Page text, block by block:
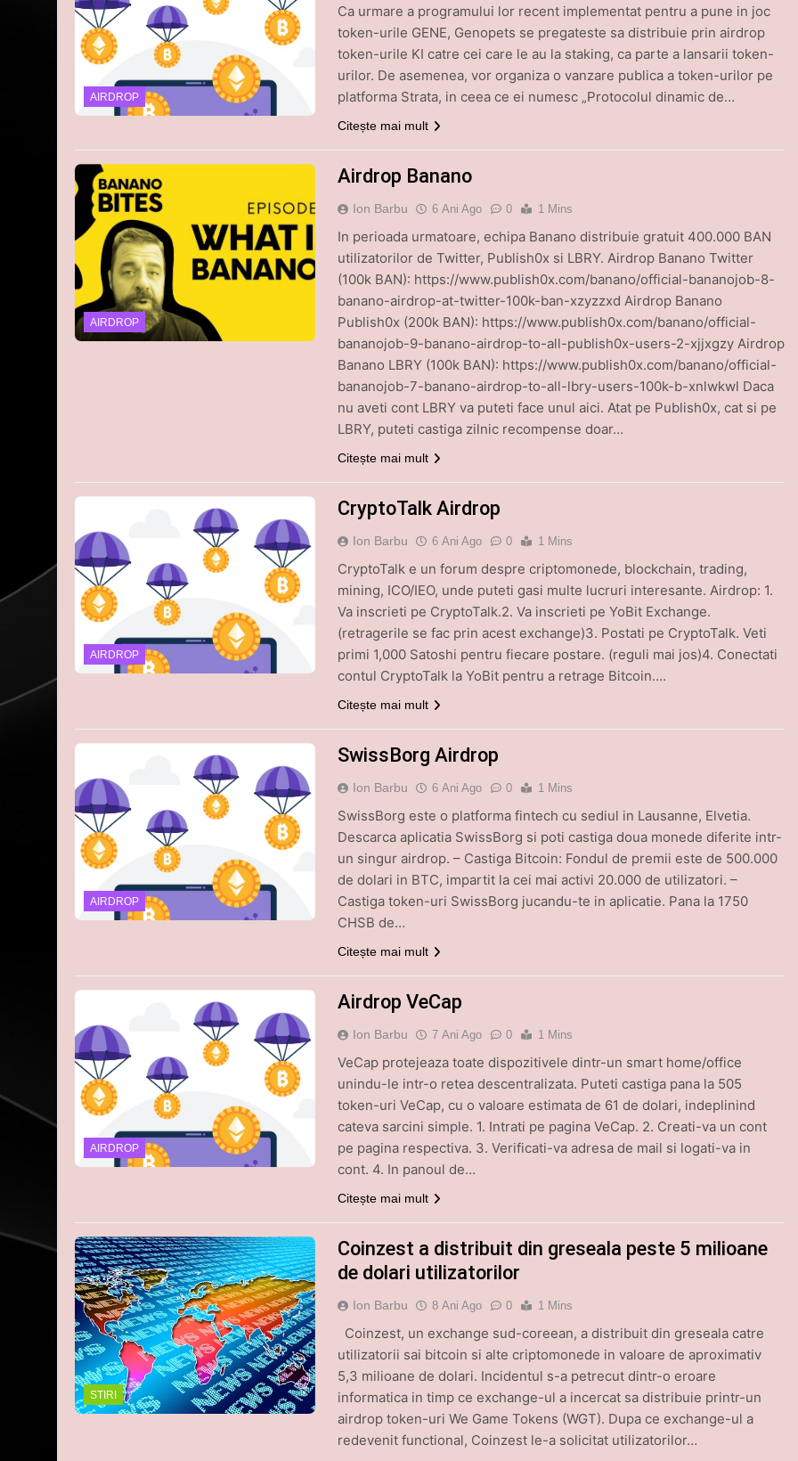
AIRDROP
Ca urmare a programului lor recent implementat pentru a pune in joc
token-urile GENE, Genopets se pregateste sa distribuie prin airdrop
token-urile KI catre cei care le au la staking, ca parte a lansarii token-
urilor. De asemenea, vor organiza o vanzare publica a token-urilor pe
platforma Strata, in ceea ce ei numesc „Protocolul dinamic de…
Citește mai mult
AIRDROP
Airdrop Banano
Ion Barbu 6 Ani Ago 0 1 Mins
In perioada urmatoare, echipa Banano distribuie gratuit 400.000 BAN
utilizatorilor de Twitter, Publish0x si LBRY. Airdrop Banano Twitter
(100k BAN): https://www.publish0x.com/banano/official-bananojob-8-
banano-airdrop-at-twitter-100k-ban-xzyzzxd Airdrop Banano
Publish0x (200k BAN): https://www.publish0x.com/banano/official-
bananojob-9-banano-airdrop-to-all-publish0x-users-2-xjjxgzy Airdrop
Banano LBRY (100k BAN): https://www.publish0x.com/banano/official-
bananojob-7-banano-airdrop-to-all-lbry-users-100k-b-xnlwkwl Daca
nu aveti cont LBRY va puteti face unul aici. Atat pe Publish0x, cat si pe
LBRY, puteti castiga zilnic recompense doar…
Citește mai mult
AIRDROP
CryptoTalk Airdrop
Ion Barbu 6 Ani Ago 0 1 Mins
CryptoTalk e un forum despre criptomonede, blockchain, trading,
mining, ICO/IEO, unde puteti gasi multe lucruri interesante. Airdrop: 1.
Va inscrieti pe CryptoTalk.2. Va inscrieti pe YoBit Exchange.
(retragerile se fac prin acest exchange)3. Postati pe CryptoTalk. Veti
primi 1,000 Satoshi pentru fiecare postare. (reguli mai jos)4. Conectati
contul CryptoTalk la YoBit pentru a retrage Bitcoin….
Citește mai mult
AIRDROP
SwissBorg Airdrop
Ion Barbu 6 Ani Ago 0 1 Mins
SwissBorg este o platforma fintech cu sediul in Lausanne, Elvetia.
Descarca aplicatia SwissBorg si poti castiga doua monede diferite intr-
un singur airdrop. – Castiga Bitcoin: Fondul de premii este de 500.000
de dolari in BTC, impartit la cei mai activi 20.000 de utilizatori. –
Castiga token-uri SwissBorg jucandu-te in aplicatie. Pana la 1750
CHSB de…
Citește mai mult
AIRDROP
Airdrop VeCap
Ion Barbu 7 Ani Ago 0 1 Mins
VeCap protejeaza toate dispozitivele dintr-un smart home/office
unindu-le intr-o retea descentralizata. Puteti castiga pana la 505
token-uri VeCap, cu o valoare estimata de 61 de dolari, indeplinind
cateva sarcini simple. 1. Intrati pe pagina VeCap. 2. Creati-va un cont
pe pagina respectiva. 3. Verificati-va adresa de mail si logati-va in
cont. 4. In panoul de…
Citește mai mult
STIRI
Coinzest a distribuit din greseala peste 5 milioane
de dolari utilizatorilor
Ion Barbu 8 Ani Ago 0 1 Mins
Coinzest, un exchange sud-coreean, a distribuit din greseala catre
utilizatorii sai bitcoin si alte criptomonede in valoare de aproximativ
5,3 milioane de dolari. Incidentul s-a petrecut dintr-o eroare
informatica in timp ce exchange-ul a incercat sa distribuie printr-un
airdrop token-uri We Game Tokens (WGT). Dupa ce exchange-ul a
redevenit functional, Coinzest le-a solicitat utilizatorilor…